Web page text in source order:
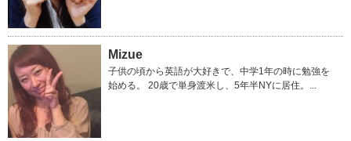
Mizue
子供の頃から英語が大好きで、中学1年の時に勉強を
始める。 20歳で単身渡米し、5年半NYに居住。...